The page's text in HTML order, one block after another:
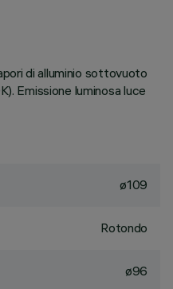
di alluminio sottovuoto
Emissione luminosa luce
ø109
Rotondo
ø96